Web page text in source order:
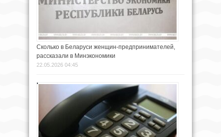
Сколько в Беларуси женщин-предпринимателей,
рассказали в Минэкономики
22.05.2026 04:45